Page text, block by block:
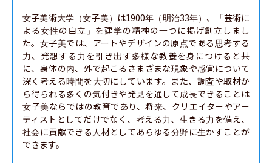
女子美術大学（女子美）は1900年（明治33年）、「芸術に
よる女性の自立」を建学の精神の一つに掲げ創立しまし
た。女子美では、アートやデザインの原点である思考する
力、発想する力を引き出す多様な教養を身につけると共
に、身体の内、外で起こるさまざまな現象や感覚について
深く考える時間を大切にしています。また、調査や取材か
ら得られる多くの気付きや発見を通して成長できることは
女子美ならではの教育であり、将来、クリエイターやアー
ティストとしてだけでなく、考える力、生きる力を備え、
社会に貢献できる人材としてあらゆる分野に生かすことが
できます。